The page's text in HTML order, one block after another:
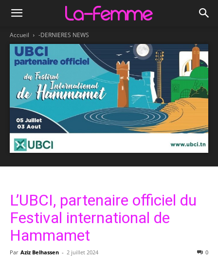
Accueil -DERNIERES NEWS
L’UBCI, partenaire officiel du
Festival international de
Hammamet
Par Aziz Belhassen - 2 juillet 2024 0